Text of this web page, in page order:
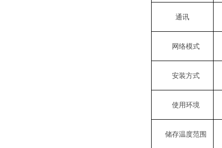
通讯
网络模式
安装方式
使用环境
储存温度范围